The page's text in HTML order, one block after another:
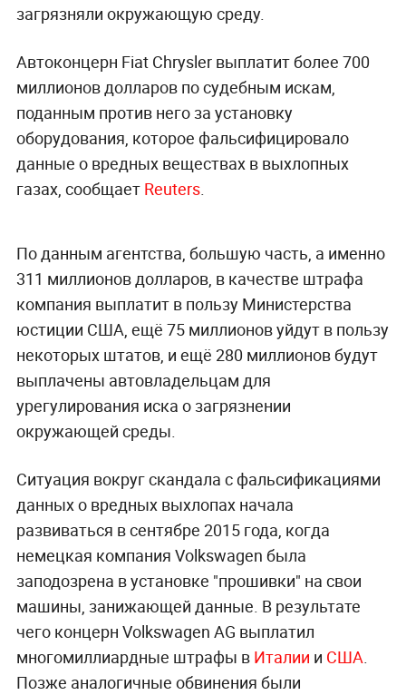
загрязняли окружающую среду.
Автоконцерн Fiat Chrysler выплатит более 700
миллионов долларов по судебным искам,
поданным против него за установку
оборудования, которое фальсифицировало
данные о вредных веществах в выхлопных
газах, сообщает Reuters.
По данным агентства, большую часть, а именно
311 миллионов долларов, в качестве штрафа
компания выплатит в пользу Министерства
юстиции США, ещё 75 миллионов уйдут в пользу
некоторых штатов, и ещё 280 миллионов будут
выплачены автовладельцам для
урегулирования иска о загрязнении
окружающей среды.
Ситуация вокруг скандала с фальсификациями
данных о вредных выхлопах начала
развиваться в сентябре 2015 года, когда
немецкая компания Volkswagen была
заподозрена в установке "прошивки" на свои
машины, занижающей данные. В результате
чего концерн Volkswagen AG выплатил
многомиллиардные штрафы в Италии и США
Позже аналогичные обвинения были